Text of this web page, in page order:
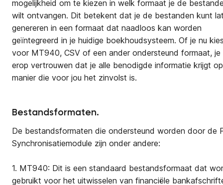
mogelijkheid om te kiezen in welk formaat je de
wilt ontvangen. Dit betekent dat je de bestanden kunt
genereren in een formaat dat naadloos kan worden
geïntegreerd in je huidige boekhoudsysteem. Of je nu
voor MT940, CSV of een ander ondersteund formaat, je
erop vertrouwen dat je alle benodigde informatie krijgt
manier die voor jou het zinvolst is.
Bestandsformaten.
De bestandsformaten die ondersteund worden door de
Synchronisatiemodule zijn onder andere:
1. MT940: Dit is een standaard bestandsformaat dat
gebruikt voor het uitwisselen van financiële